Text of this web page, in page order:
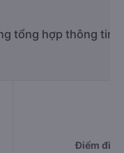
tổng hợp thông tin
Điểm đi